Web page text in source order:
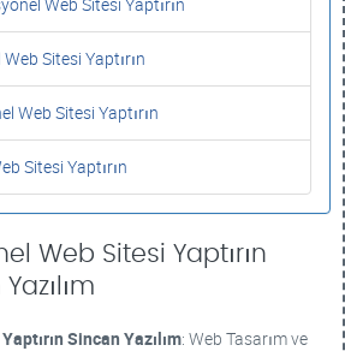
Sitesi Yaptırın
Web Sitesi Yaptırın
Sitesi Yaptırın
Web Sitesi Yaptırın
Sincan Yazılım: Web Tasarım ve